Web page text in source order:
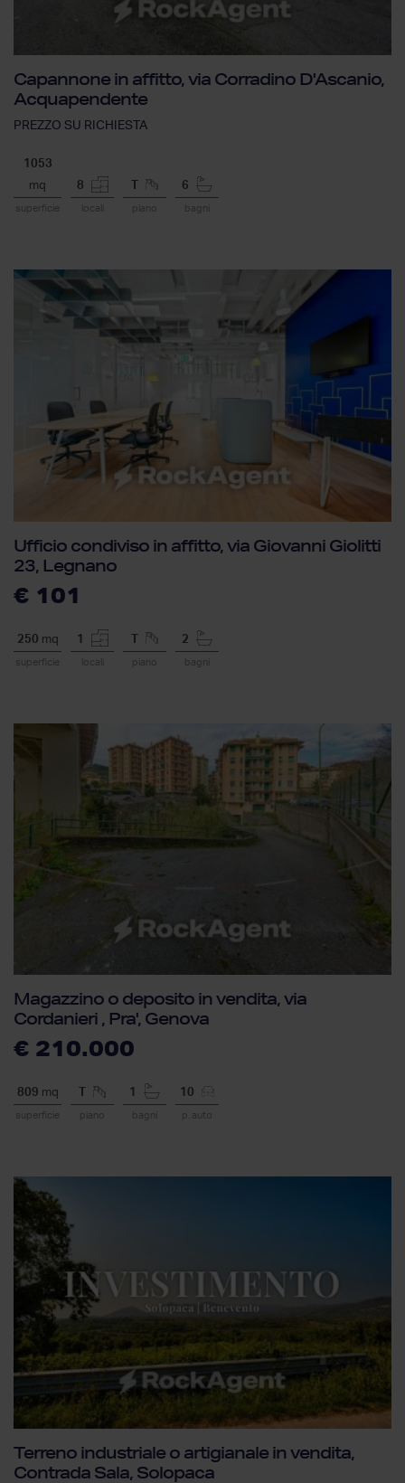
Capannone in affitto, via Corradino D'Ascanio,
Acquapendente
PREZZO SU RICHIESTA
1053
mq
superficie
8
locali piano
6
bagni
Ufficio condiviso in affitto, via Giovanni Giolitti
23, Legnano
€ 101
250 mq
superficie
1
locali piano
2
bagni
Magazzino o deposito in vendita, via
Cordanieri , Pra', Genova
€ 210.000
809 mq
superficie piano
1
bagni
10
p. auto
Terreno industriale o artigianale in vendita,
Contrada Sala, Solopaca